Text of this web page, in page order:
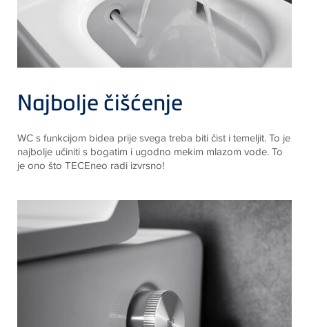
Najbolje čišćenje
WC s funkcijom bidea prije svega treba biti čist i temeljit. To je
najbolje učiniti s bogatim i ugodno mekim mlazom vode. To
je ono što TECEneo radi izvrsno!